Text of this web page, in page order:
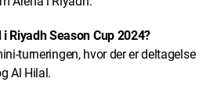
Riyadh Season Cup 2024?
turneringen, hvor der er deltagelse
Al Hilal.